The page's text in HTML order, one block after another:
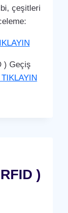
çeşitleri
) Geçiş
)